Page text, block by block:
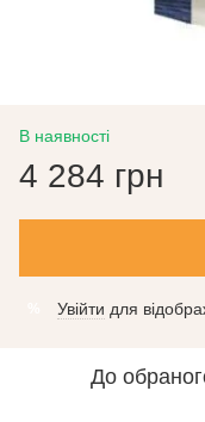
В наявності
4 284 грн
Увійти для
До